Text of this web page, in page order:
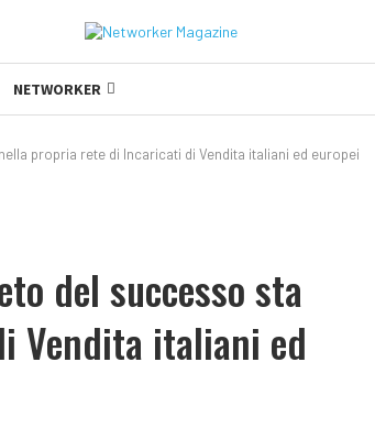
NETWORKER
propria rete di Incaricati di Vendita italiani ed europei
del successo sta
Vendita italiani ed